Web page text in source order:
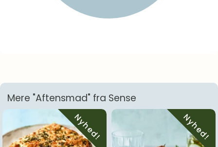
Mere "Aftensmad" fra Sense
Nyhed! Nyhed!